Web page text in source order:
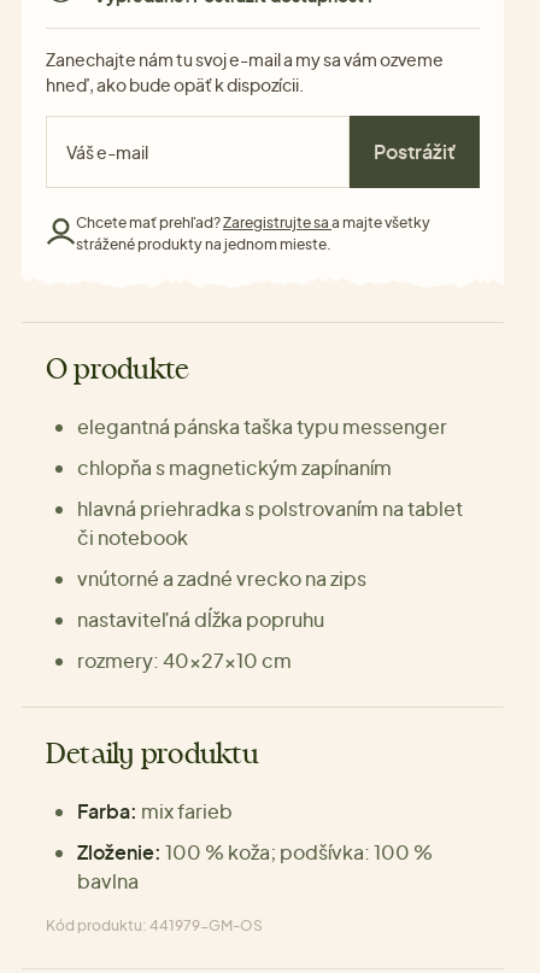
Zanechajte nám tu svoj e-mail a my sa vám ozveme
hneď, ako bude opäť k dispozícii.
Postrážiť
Chcete mať prehľad?Zaregistrujte sa a majte všetky
strážené produkty na jednom mieste.
O produkte
elegantná pánska taška typu messenger
chlopňa s magnetickým zapínaním
hlavná priehradka s polstrovaním na tablet
či notebook
vnútorné a zadné vrecko na zips
nastaviteľná dĺžka popruhu
rozmery: 40x27x10 cm
Detaily produktu
Farba: mix farieb
Zloženie: 100 % koža; podšívka: 100 %
bavlna
Kód produktu: 441979-GM-OS